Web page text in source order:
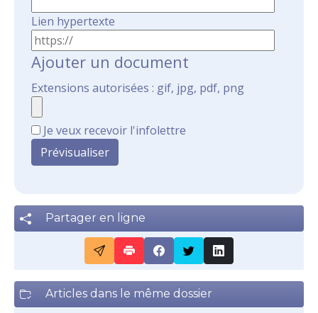
Lien hypertexte
Ajouter un document
Extensions autorisées : gif, jpg, pdf, png
Je veux recevoir l'infolettre
Partager en ligne
Articles dans le même dossier